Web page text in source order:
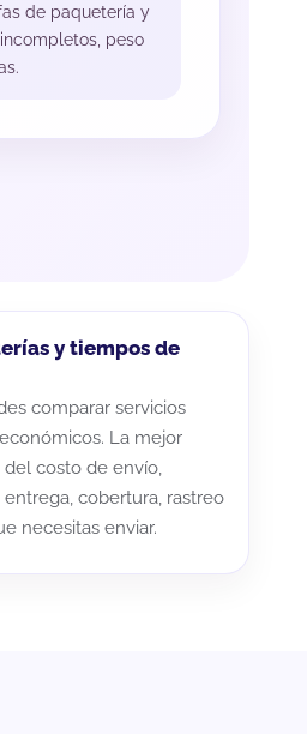
de paquetería y
peso
y tiempos de
comparar servicios
La mejor
costo de envío,
cobertura, rastreo
necesitas enviar.